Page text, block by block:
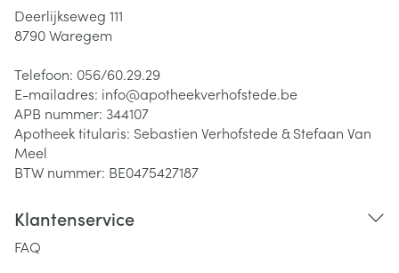
Deerlijkseweg 111
8790Waregem
Telefoon: 056/60.29.29
E-mailadres: info@apotheekverhofstede.be
APB nummer: 344107
Apotheek titularis: Sebastien Verhofstede & Stefaan Van
Meel
BTW nummer: BE0475427187
Klantenservice
FAQ